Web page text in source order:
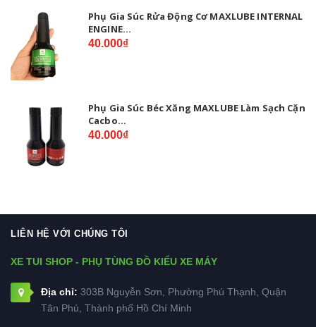
Phụ Gia Súc Rửa Động Cơ MAXLUBE INTERNAL
ENGINE...
40.000₫
Phụ Gia Súc Béc Xăng MAXLUBE Làm Sạch Cặn
Cacbo...
40.000₫
LIÊN HỆ VỚI CHÚNG TÔI
XE TUI SHOP - PHỤ TÙNG ĐỒ KIỂU XE MÁY
Địa chỉ: 303B Nguyễn Sơn, Phường Phú Thạnh, Quận
Tân Phú, Thành phố Hồ Chí Minh